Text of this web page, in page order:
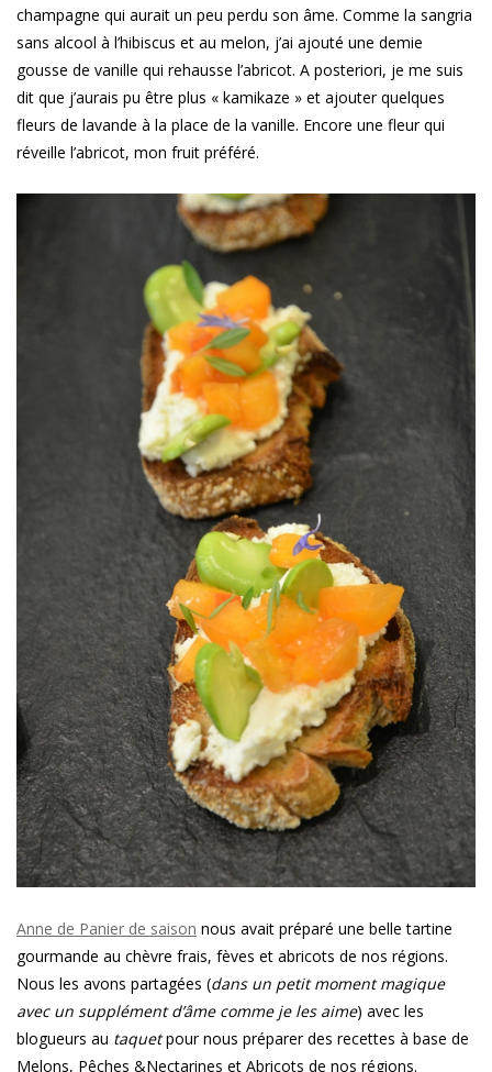
champagne qui aurait un peu perdu son âme. Comme la sangria
sans alcool à l’hibiscus et au melon, j’ai ajouté une demie
gousse de vanille qui rehausse l’abricot. A posteriori, je me suis
dit que j’aurais pu être plus « kamikaze » et ajouter quelques
fleurs de lavande à la place de la vanille. Encore une fleur qui
réveille l’abricot, mon fruit préféré.
Anne de Panier de saison nous avait préparé une belle tartine
gourmande au chèvre frais, fèves et abricots de nos régions.
Nous les avons partagées (dans un petit moment magique
avec un supplément d’âme comme je les aime) avec les
blogueurs au taquetpour nous préparer des recettes à base de
Melons, Pêches &Nectarines et Abricots de nos régions.